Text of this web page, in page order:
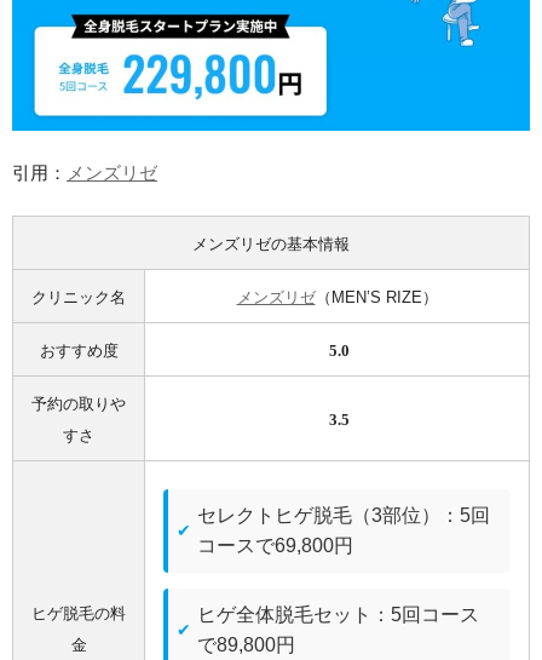
引用： メンズリゼ
メンズリゼの基本情報
クリニック名 メンズリゼ（MEN’S RIZE）
おすすめ度 5.0
予約の取りや
すさ
3.5
ヒゲ脱毛の料
金
セレクトヒゲ脱毛（3部位）：5回
コースで69,800円
ヒゲ全体脱毛セット：5回コース
で89,800円